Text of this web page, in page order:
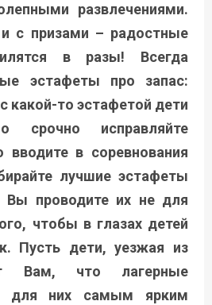
развлечениями.
с призами – радостные
в разы! Всегда
эстафеты про запас:
какой-то эстафетой дети
срочно исправляйте
вводите в соревнования
лучшие эстафеты
Вы проводите их не для
чтобы в глазах детей
Пусть дети, уезжая из
Вам, что лагерные
для них самым ярким